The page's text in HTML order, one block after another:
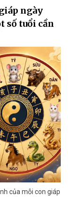
ngày
số tuổi cần
của mỗi con giáp